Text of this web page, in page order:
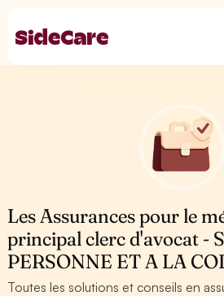
Les Assurances pour le
principal clerc d'avocat -
PERSONNE ET A LA
Toutes les solutions et conseils en